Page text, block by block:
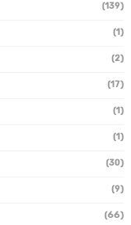
(139)
(1)
(2)
(17)
(1)
(1)
(30)
(9)
(66)